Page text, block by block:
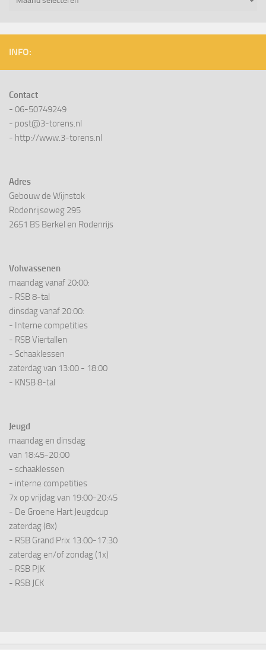
INFO:
Contact
- 06-50749249
- post@3-torens.nl
- http://www.3-torens.nl
Adres
Gebouw de Wijnstok
Rodenrijseweg 295
2651 BS Berkel en Rodenrijs
Volwassenen
maandag vanaf 20:00:
- RSB 8-tal
dinsdag vanaf 20:00:
- Interne competities
- RSB Viertallen
- Schaaklessen
zaterdag van 13:00 - 18:00
- KNSB 8-tal
Jeugd
maandag en dinsdag
van 18:45-20:00
- schaaklessen
- interne competities
7x op vrijdag van 19:00-20:45
- De Groene Hart Jeugdcup
zaterdag (8x)
- RSB Grand Prix 13:00-17:30
zaterdag en/of zondag (1x)
- RSB PJK
- RSB JCK